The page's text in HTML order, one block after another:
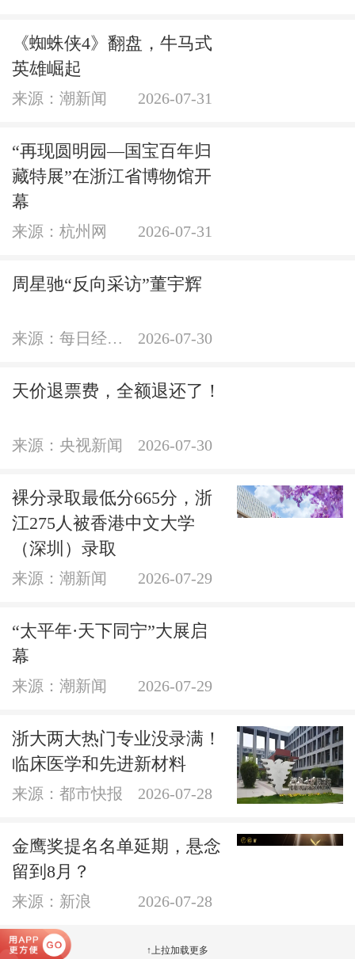
《蜘蛛侠4》翻盘，牛马式
英雄崛起
来源：潮新闻 2026-07-31
“再现圆明园—国宝百年归
藏特展”在浙江省博物馆开
幕
来源：杭州网 2026-07-31
周星驰“反向采访”董宇辉
来源：每日经济新闻官方账号 2026-07-30
天价退票费，全额退还了！
来源：央视新闻 2026-07-30
裸分录取最低分665分，浙
江275人被香港中文大学
（深圳）录取
来源：潮新闻 2026-07-29
“太平年·天下同宁”大展启
幕
来源：潮新闻 2026-07-29
浙大两大热门专业没录满！
临床医学和先进新材料
来源：都市快报 2026-07-28
金鹰奖提名名单延期，悬念
留到8月？
来源：新浪 2026-07-28
↑上拉加载更多